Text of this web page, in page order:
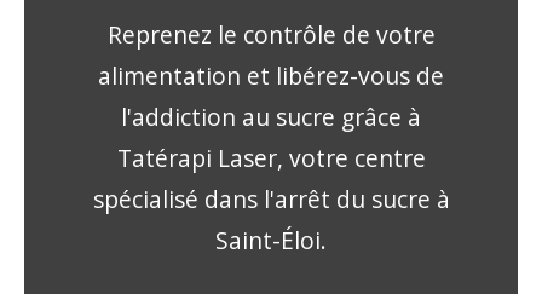
Reprenez le contrôle de votre
alimentation et libérez-vous de
l'addiction au sucre grâce à
Tatérapi Laser, votre centre
spécialisé dans l'arrêt du sucre à
Saint-Éloi.